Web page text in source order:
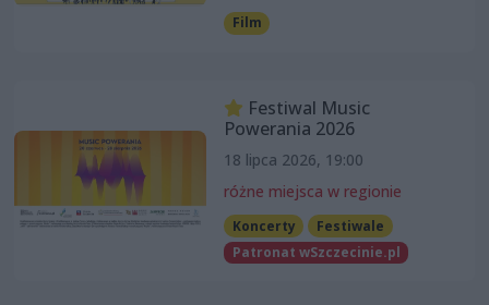
Film
Festiwal Music
Powerania 2026
18 lipca 2026, 19:00
różne miejsca w regionie
Koncerty
Festiwale
Patronat wSzczecinie.pl